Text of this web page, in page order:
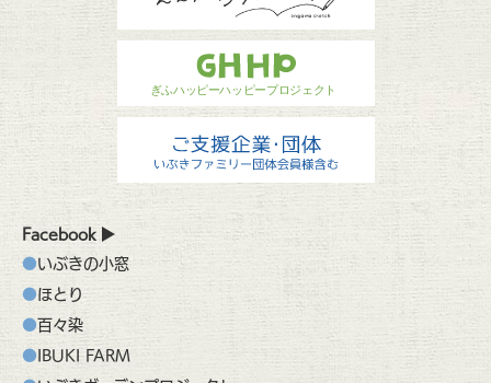
Facebook
いぶきの小窓
ほとり
百々染
IBUKI FARM